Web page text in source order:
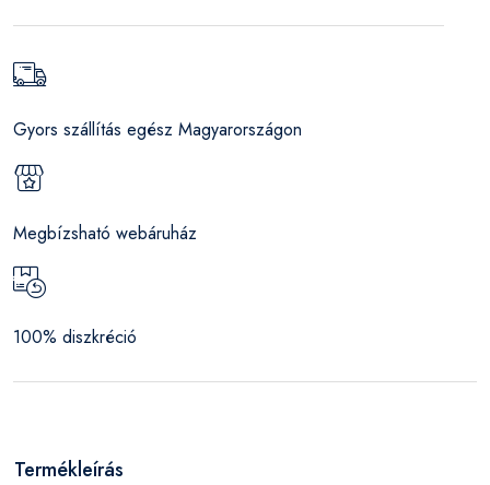
Gyors szállítás egész Magyarországon
Megbízsható webáruház
100% diszkréció
Termékleírás